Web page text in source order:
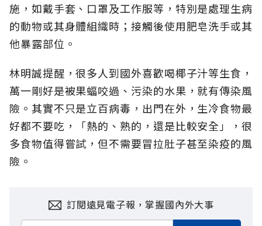
施，如戴手套、口罩及工作服等，特別是處理生病
的動物或其身體組織時；接觸後使用肥皂洗手或其
他暴露部位。
林明誠提醒，很多人到國外喜歡喝椰子汁等生食，
萬一剛好是被果蝠咬過、污染的水果，就有傳染風
險。其實不只是立百病毒，出門在外，生冷食物最
好都不要吃，「熱的、熟的，還是比較安全」，很
多食物值得嘗試，但不需要冒拉肚子甚至染疫的風
險。
訂閱遠見電子報，掌握國內外大事